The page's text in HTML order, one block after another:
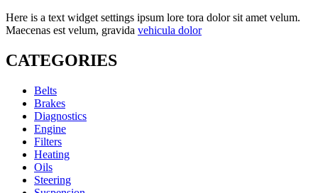
Here is a text widget settings ipsum lore tora dolor sit amet velum.
Maecenas est velum, gravida vehicula dolor
CATEGORIES
Belts
Brakes
Diagnostics
Engine
Filters
Heating
Oils
Steering